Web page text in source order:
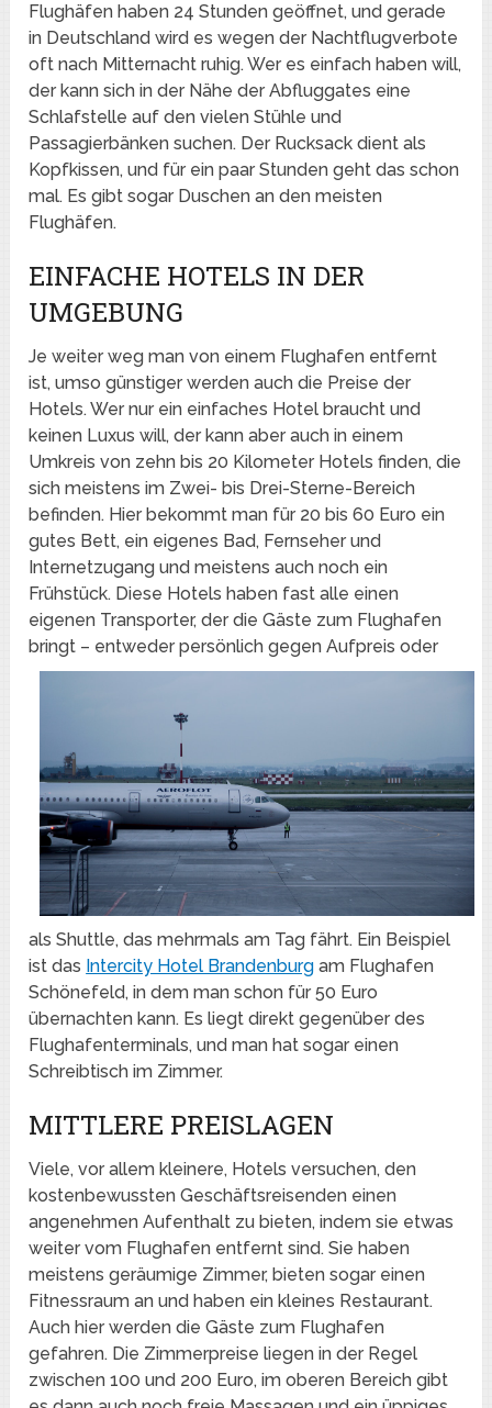
Flughäfen haben 24 Stunden geöffnet, und gerade
in Deutschland wird es wegen der Nachtflugverbote
oft nach Mitternacht ruhig. Wer es einfach haben will,
der kann sich in der Nähe der Abfluggates eine
Schlafstelle auf den vielen Stühle und
Passagierbänken suchen. Der Rucksack dient als
Kopfkissen, und für ein paar Stunden geht das schon
mal. Es gibt sogar Duschen an den meisten
Flughäfen.
EINFACHE HOTELS IN DER
UMGEBUNG
Je weiter weg man von einem Flughafen entfernt
ist, umso günstiger werden auch die Preise der
Hotels. Wer nur ein einfaches Hotel braucht und
keinen Luxus will, der kann aber auch in einem
Umkreis von zehn bis 20 Kilometer Hotels finden, die
sich meistens im Zwei- bis Drei-Sterne-Bereich
befinden. Hier bekommt man für 20 bis 60 Euro ein
gutes Bett, ein eigenes Bad, Fernseher und
Internetzugang und meistens auch noch ein
Frühstück. Diese Hotels haben fast alle einen
eigenen Transporter, der die Gäste zum Flughafen
bringt – entweder persönlich gegen Aufpreis oder
als Shuttle, das mehrmals am Tag fährt. Ein Beispiel
ist das Intercity Hotel Brandenburg am Flughafen
Schönefeld, in dem man schon für 50 Euro
übernachten kann. Es liegt direkt gegenüber des
Flughafenterminals, und man hat sogar einen
Schreibtisch im Zimmer.
MITTLERE PREISLAGEN
Viele, vor allem kleinere, Hotels versuchen, den
kostenbewussten Geschäftsreisenden einen
angenehmen Aufenthalt zu bieten, indem sie etwas
weiter vom Flughafen entfernt sind. Sie haben
meistens geräumige Zimmer, bieten sogar einen
Fitnessraum an und haben ein kleines Restaurant.
Auch hier werden die Gäste zum Flughafen
gefahren. Die Zimmerpreise liegen in der Regel
zwischen 100 und 200 Euro, im oberen Bereich gibt